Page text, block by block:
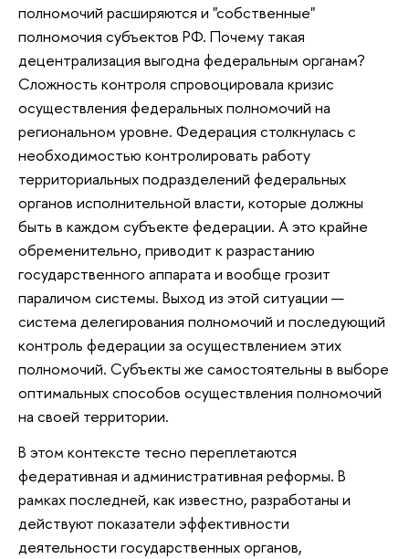
полномочий расширяются и "собственные"
полномочия субъектов РФ. Почему такая
децентрализация выгодна федеральным органам?
Сложность контроля спровоцировала кризис
осуществления федеральных полномочий на
региональном уровне. Федерация столкнулась с
необходимостью контролировать работу
территориальных подразделений федеральных
органов исполнительной власти, которые должны
быть в каждом субъекте федерации. А это крайне
обременительно, приводит к разрастанию
государственного аппарата и вообще грозит
параличом системы. Выход из этой ситуации —
система делегирования полномочий и последующий
контроль федерации за осуществлением этих
полномочий. Субъекты же самостоятельны в выборе
оптимальных способов осуществления полномочий
на своей территории.
В этом контексте тесно переплетаются
федеративная и административная реформы. В
рамках последней, как известно, разработаны и
действуют показатели эффективности
деятельности государственных органов,